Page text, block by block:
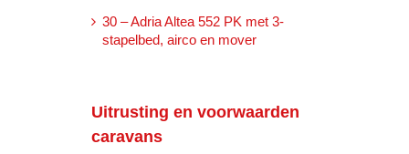
30 – Adria Altea 552 PK met 3-
stapelbed, airco en mover
Uitrusting en voorwaarden
caravans